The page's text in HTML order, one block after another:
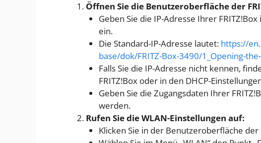
Öffnen Sie die Benutzeroberfläche der
Geben Sie die IP-Adresse Ihrer
ein.
Die Standard-IP-Adresse lautet: https://
base/dok/FRITZ-Box-3490/1_Opening-
Falls Sie die IP-Adresse nicht kennen,
FRITZ!Box oder in den DHCP-
Geben Sie die Zugangsdaten Ihrer
werden.
Rufen Sie die WLAN-Einstellungen auf:
Klicken Sie in der Benutzeroberfläche der